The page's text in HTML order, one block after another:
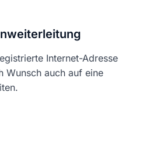
Internet-Adresse
Wunsch auch auf eine